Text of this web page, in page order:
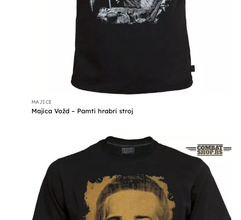
MAJICE
Majica Vožd – Pamti hrabri stroj